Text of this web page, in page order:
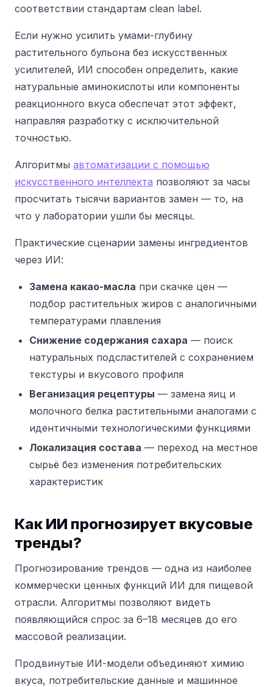
соответствии стандартам clean label.
Если нужно усилить умами-глубину
растительного бульона без искусственных
усилителей, ИИ способен определить, какие
натуральные аминокислоты или компоненты
реакционного вкуса обеспечат этот эффект,
направляя разработку с исключительной
точностью.
Алгоритмы автоматизации с помощью
искусственного интеллекта позволяют за часы
просчитать тысячи вариантов замен — то, на
что у лаборатории ушли бы месяцы.
Практические сценарии замены ингредиентов
через ИИ:
Замена какао-масла при скачке цен —
подбор растительных жиров с аналогичными
температурами плавления
Снижение содержания сахара — поиск
натуральных подсластителей с сохранением
текстуры и вкусового профиля
Веганизация рецептуры — замена яиц и
молочного белка растительными аналогами с
идентичными технологическими функциями
Локализация состава — переход на местное
сырьё без изменения потребительских
характеристик
Как ИИ прогнозирует вкусовые
тренды?
Прогнозирование трендов — одна из наиболее
коммерчески ценных функций ИИ для пищевой
отрасли. Алгоритмы позволяют видеть
появляющийся спрос за 6–18 месяцев до его
массовой реализации.
Продвинутые ИИ-модели объединяют химию
вкуса, потребительские данные и машинное